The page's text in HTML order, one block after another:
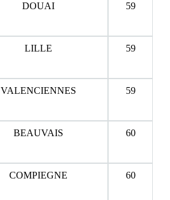
DOUAI 59
LILLE 59
VALENCIENNES 59
BEAUVAIS 60
COMPIEGNE 60